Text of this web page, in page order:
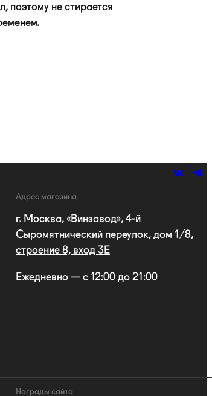
поэтому не стирается
Адрес магазина
г. Москва, «Винзавод», 4-й
Сыромятнический переулок, дом 1/8,
строение 8, вход 3E
Ежедневно — с 12:00 до 21:00
Награды сайта